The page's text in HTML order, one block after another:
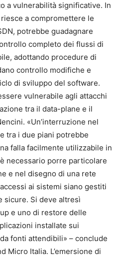
a vulnerabilità significative. In
a compromettere le
potrebbe guadagnare
completo dei flussi di
adottando procedure di
controllo modifiche e
di sviluppo del software.
vulnerabile agli attacchi
tra il data-plane e il
«Un’interruzione nel
tra i due piani potrebbe
falla facilmente utilizzabile in
necessario porre particolare
e nel disegno di una rete
ai sistemi siano gestiti
sicure. Si deve altresì
e uno di restore delle
installate sui
fonti attendibili» – conclude
Micro Italia. L’emersione di